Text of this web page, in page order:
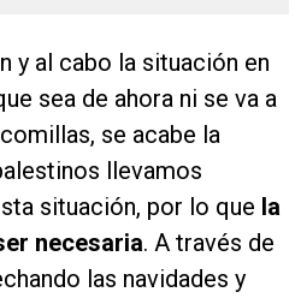
y al cabo la situación en
sea de ahora ni se va a
se acabe la
llevamos
situación, por lo que la
necesaria. A través de
las navidades y